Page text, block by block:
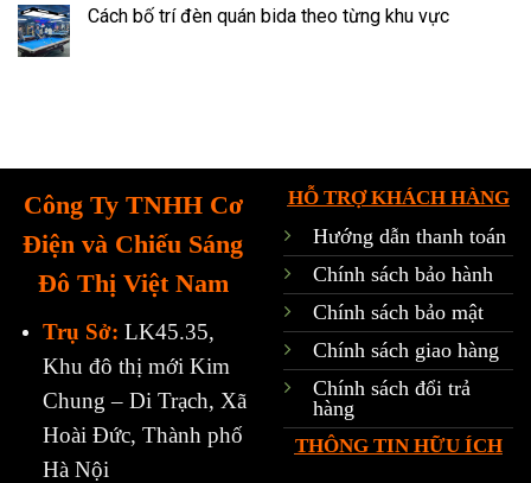
Cách bố trí đèn quán bida theo từng khu vực
Công Ty TNHH Cơ
Điện và Chiếu Sáng
Đô Thị Việt Nam
Trụ Sở: LK45.35,
Khu đô thị mới Kim
Chung – Di Trạch, Xã
Hoài Đức, Thành phố
Hà Nội
HỖ TRỢ KHÁCH HÀNG
Hướng dẫn thanh toán
Chính sách bảo hành
Chính sách bảo mật
Chính sách giao hàng
Chính sách đổi trả
hàng
THÔNG TIN HỮU ÍCH